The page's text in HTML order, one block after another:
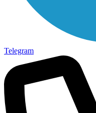
Telegram